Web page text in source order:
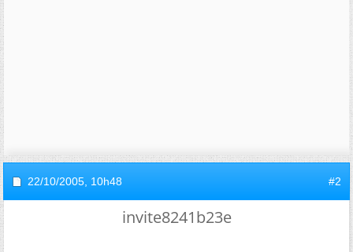
22/10/2005, 10h48 #2
invite8241b23e